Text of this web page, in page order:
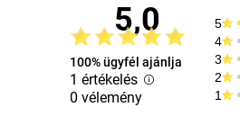
5,0
100% ügyfél ajánlja
1 értékelés
0 vélemény
5
4
3
2
1